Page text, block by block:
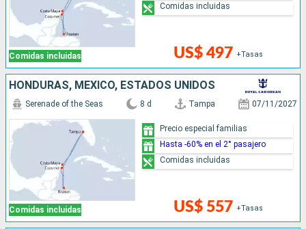
Comidas incluidas US$ 497 +Tasas
Comidas incluidas
HONDURAS, MÉXICO, ESTADOS UNIDOS
Comidas incluidas
Serenade of the Seas 8 d Tampa 07/11/2027
US$ 557 +Tasas
Precio especial familias
Hasta -60% en el 2° pasajero
Comidas incluidas